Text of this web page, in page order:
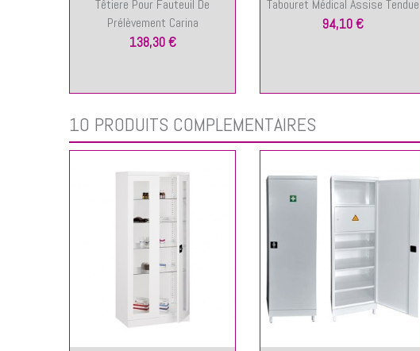
Têtiere Pour Fauteuil De
Prélèvement Carina
138,30 €
Tabouret Médical Assise Tendue
94,10 €
10 PRODUITS COMPLÉMENTAIRES